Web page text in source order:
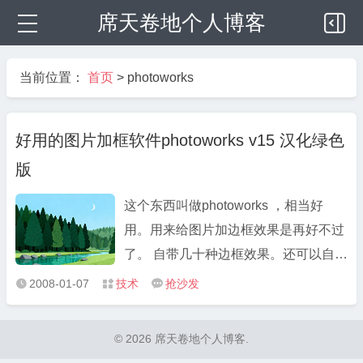
席天卷地个人博客
当前位置： 首页 > photoworks
好用的图片加框软件photoworks v15 汉化绿色
版
这个东西叫做photoworks ，相当好
用。用来给图片加边框效果是再好不过
了。 自带几十种边框效果。还可以自己
打造边框 即时是仅用作一款图像缩小工
具和水印添加工具。他也是非常出色
 2008-01-07  技术  抢沙发
© 2026 席天卷地个人博客.